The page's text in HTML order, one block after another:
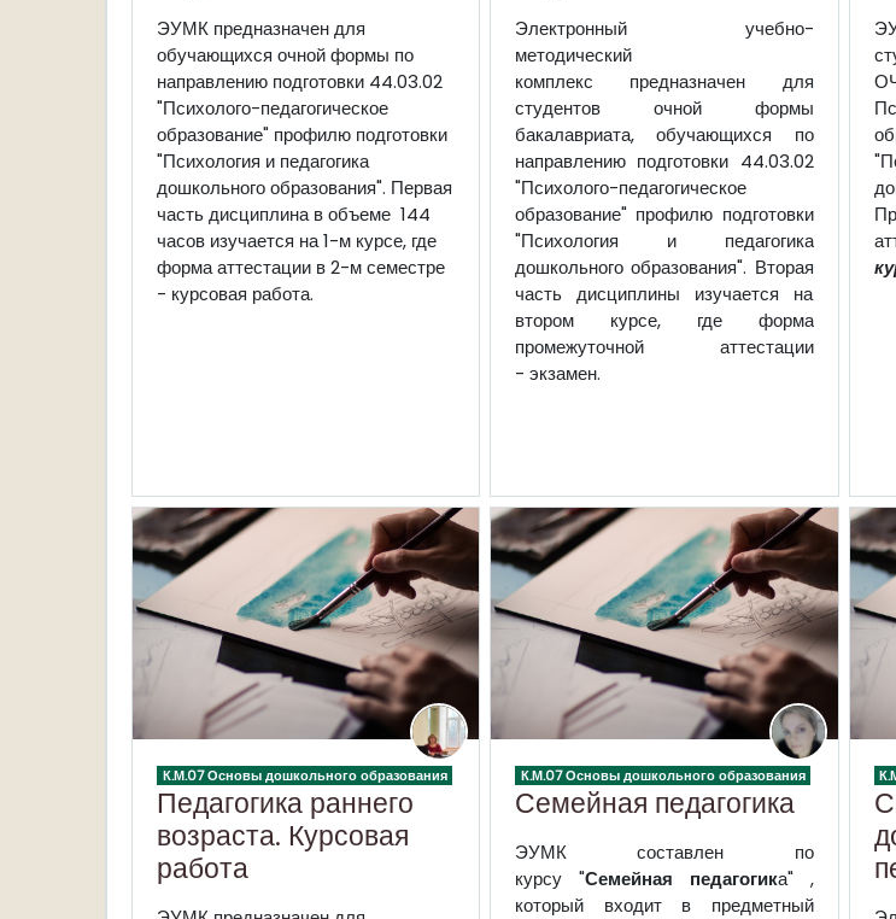
ЭУМК предназначен для
обучающихся очной формы по
направлению подготовки 44.03.02
"Психолого-педагогическое
образование" профилю подготовки
"Психология и педагогика
дошкольного образования". Первая
часть дисциплина в объеме 144
часов изучается на 1-м курсе, где
форма аттестации в 2-м семестре
- курсовая работа.
Электронный учебно-
методический
комплекс предназначен для
студентов очной формы
бакалавриата, обучающихся по
направлению подготовки 44.03.02
"Психолого-педагогическое
образование" профилю подготовки
"Психология и педагогика
дошкольного образования". Вторая
часть дисциплины изучается на
втором курсе, где форма
промежуточной аттестации
- экзамен.
К.М.07 Основы дошкольного образования
Педагогика раннего
возраста. Курсовая
работа
К.М.07 Основы дошкольного образования
Семейная педагогика
ЭУМК составлен по
курсу "Семейная педагогика" ,
который входит в предметный